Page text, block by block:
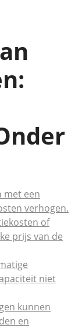
met een
verhogen.
of
prijs van de
niet
kunnen
en